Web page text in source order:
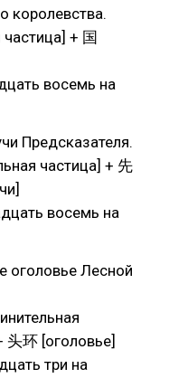
королевства.
+ 国
восемь на
Предсказателя.
частица] + 先
восемь на
оголовье Лесной
环 [оголовье]
три на